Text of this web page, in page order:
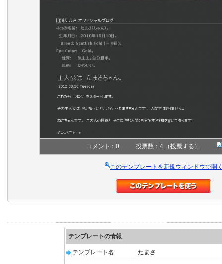
コメント： 0 投票数：4 （投票する）
このテンプレートを新規ウィンドウで開
テンプレートの情報
テンプレート名 たまさ